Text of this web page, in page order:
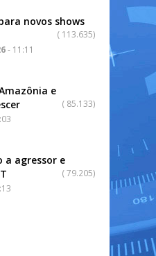
novos shows
( 113.635)
- 11:11
e
( 85.133)
a agressor e
(79.205)